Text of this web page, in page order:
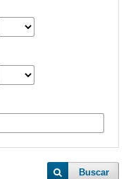
Buscar